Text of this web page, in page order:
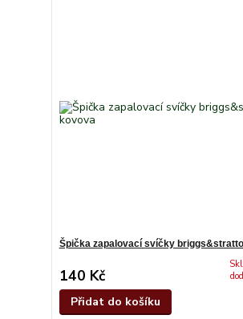
Špička zapalovací svíčky
140 Kč
Přidat do košíku